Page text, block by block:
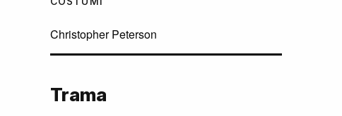
Christopher Peterson
Trama